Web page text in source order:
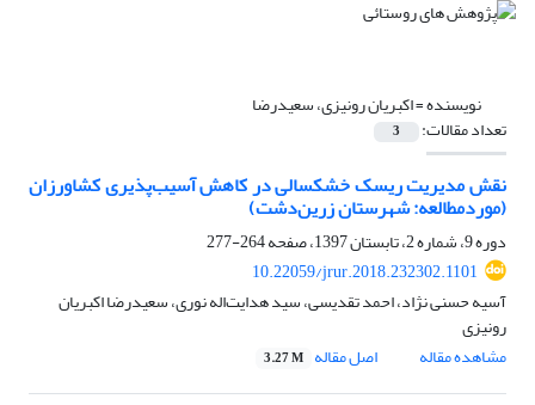
نویسنده =اکبریان رونیزی، سعیدرضا
تعداد مقالات: 3
نقش مدیریت ریسک خشکسالی در کاهش آسیب‌پذیری کشاورزان
(موردمطالعه: شهرستان زرین‌دشت)
دوره 9، شماره 2، تابستان 1397، صفحه
264-277
10.22059/jrur.2018.232302.1101
آسیه حسنی نژاد، احمد تقدیسی، سید هدایت‌اله نوری، سعیدرضا اکبریان
رونیزی
مشاهده مقاله
اصل مقاله 3.27 M